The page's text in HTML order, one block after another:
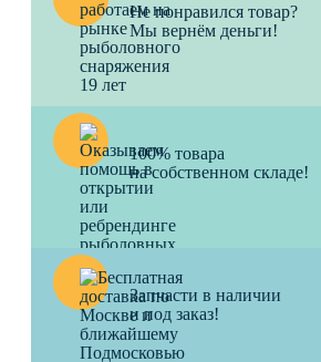
Не понравился товар?
Мы вернём деньги!
100% товара
на собственном складе!
Запчасти в наличии
и под заказ!